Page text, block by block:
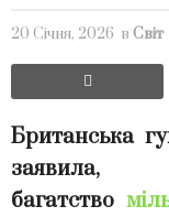
20 Січня, 2026 в Світ
Британська
багатство